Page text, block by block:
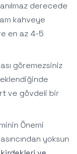
derecede
kahveye
en az 4-5
göremezsiniz
ve gövdeli bir
Önemi
yoksun